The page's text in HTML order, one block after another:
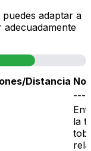
adaptar a
Distancia
---
la